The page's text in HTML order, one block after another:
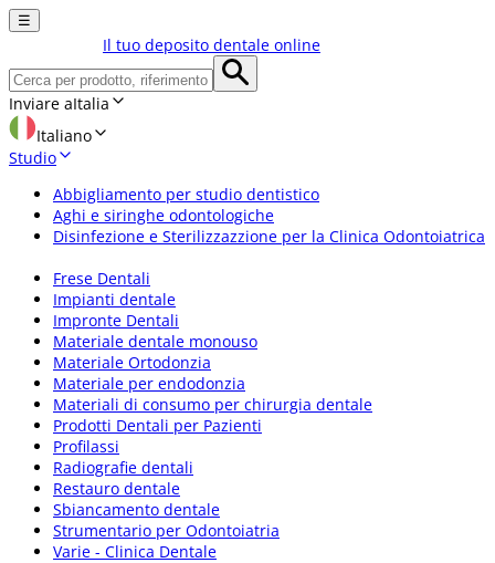
☰
Il tuo deposito dentale online
Inviare aItalia
Italiano
Studio
Abbigliamento per studio dentistico
Aghi e siringhe odontologiche
Disinfezione e Sterilizzazzione per la Clinica Odontoiatrica
Frese Dentali
Impianti dentale
Impronte Dentali
Materiale dentale monouso
Materiale Ortodonzia
Materiale per endodonzia
Materiali di consumo per chirurgia dentale
Prodotti Dentali per Pazienti
Profilassi
Radiografie dentali
Restauro dentale
Sbiancamento dentale
Strumentario per Odontoiatria
Varie - Clinica Dentale